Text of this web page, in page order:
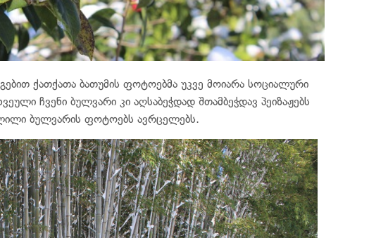
ქათქათა ბათუმის ფოტოებმა უკვე მოიარა სოციალური
ჩვენი ბულვარი კი აღსაბეჭდად შთამბეჭდავ პეიზაჟებს
ბულვარის ფოტოებს ავრცელებს.